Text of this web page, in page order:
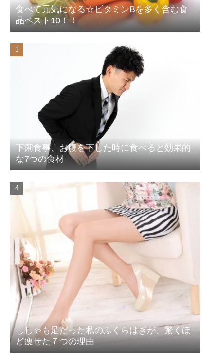
食べて元気になる☆ビタミンBを多く含む食
品ベスト10！！
下痢食事、お腹を下した時に食べると効果的
な7つの食材
ししゃも足だった私のふくらはぎが、驚くほ
ど痩せた７つの理由